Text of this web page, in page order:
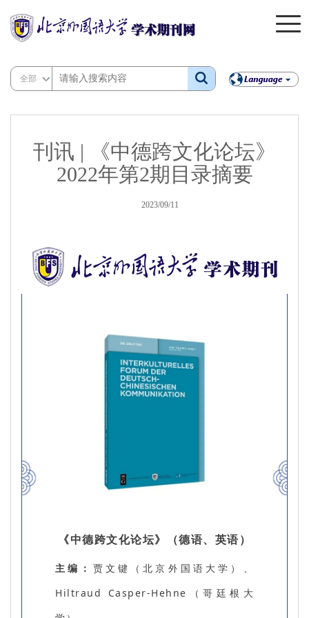
全部
刊讯 | 《中德跨文化论坛》
2022年第2期目录摘要
2023/09/11
《中德跨文化论坛》 （德语、英语）
主编： 贾文键（北京外国语大学）、
Hiltraud Casper-Hehne（哥廷根大